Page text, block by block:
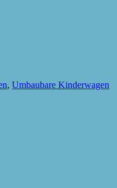
, Umbaubare Kinderwagen